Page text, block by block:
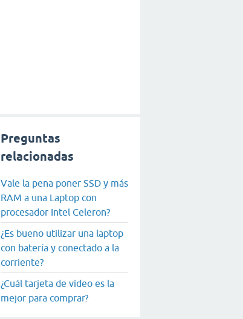
Preguntas
relacionadas
Vale la pena poner SSD y más
RAM a una Laptop con
procesador Intel Celeron?
¿Es bueno utilizar una laptop
con batería y conectado a la
corriente?
¿Cuál tarjeta de vídeo es la
mejor para comprar?